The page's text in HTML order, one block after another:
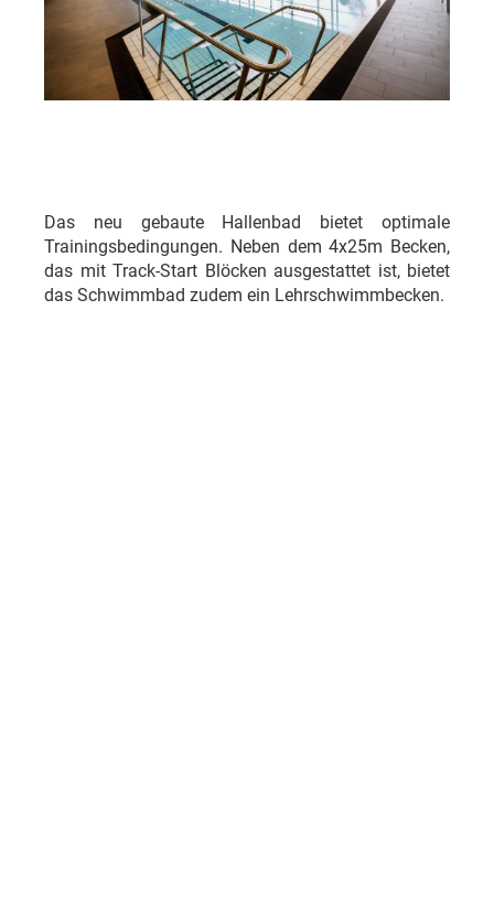
Das neu gebaute Hallenbad bietet optimale
Trainingsbedingungen. Neben dem 4x25m Becken,
das mit Track-Start Blöcken ausgestattet ist, bietet
das Schwimmbad zudem ein Lehrschwimmbecken.